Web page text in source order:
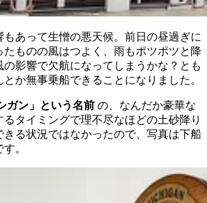
もあって生憎の悪天候。前日の昼過ぎに
ものの風はつよく、雨もポツポツと降
の影響で欠航になってしまうかな？とも
か無事乗船できることになりました。
ガン」という名前 の、なんだか豪華な
タイミングで理不尽なほどの土砂降り
きる状況ではなかったので、写真は下船
。